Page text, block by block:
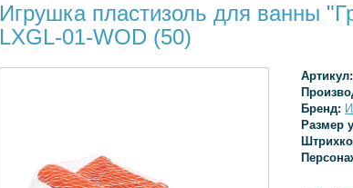
Игрушка пластизоль для ванны
LXGL-01-WOD (50)
Артикул:
Бренд:
Размер